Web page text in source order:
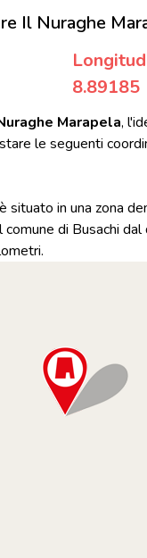
Il Nuraghe
8.89185
Marapela,
le seguenti
situato in una zona
di Busachi dal